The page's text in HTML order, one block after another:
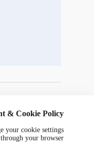
& Cookie Policy
your cookie settings
through your browser.